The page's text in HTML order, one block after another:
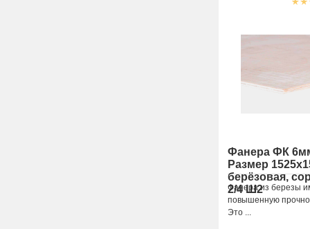
Фанера ФК
Размер
берёзовая,
2/4 Ш2
Фанера из березы
повышенную
Это ...